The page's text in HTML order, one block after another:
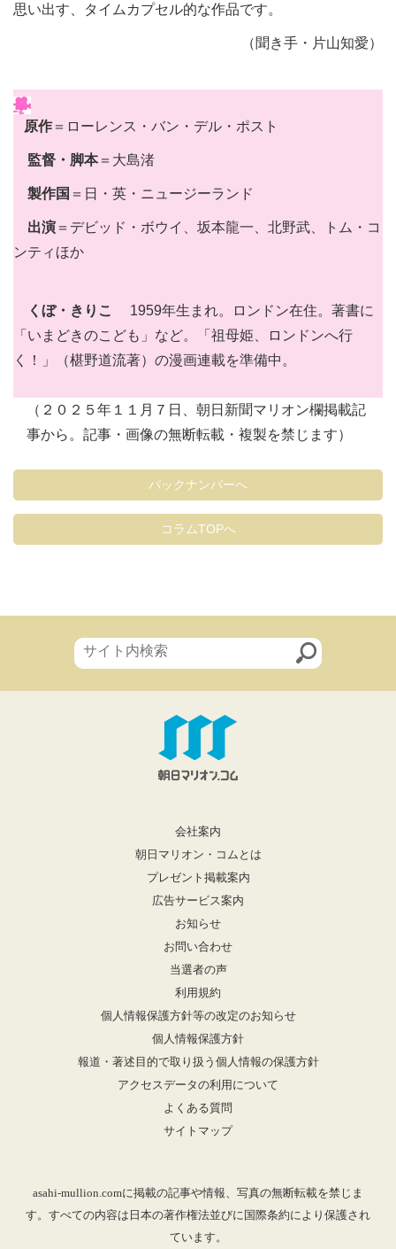
思い出す、タイムカプセル的な作品です。
（聞き手・片山知愛）
原作 ＝ローレンス・バン・デル・ポスト
監督・脚本＝大島渚
製作国 ＝日・英・ニュージーランド
出演 ＝デビッド・ボウイ、坂本龍一、北野武、トム・コ
ンティほか
くぼ・きりこ
1959年生まれ。ロンドン在住。著書に
「いまどきのこども」など。「祖母姫、ロンドンへ行
く！」（椹野道流著）の漫画連載を準備中。
（２０２５年１１月７日、朝日新聞マリオン欄掲載記
事から。記事・画像の無断転載・複製を禁じます）
バックナンバーへ
コラムTOPへ
会社案内
朝日マリオン・コムとは
プレゼント掲載案内
広告サービス案内
お知らせ
お問い合わせ
当選者の声
利用規約
個人情報保護方針等の改定のお知らせ
個人情報保護方針
報道・著述目的で取り扱う個人情報の保護方針
アクセスデータの利用について
よくある質問
サイトマップ
asahi-mullion.comに掲載の記事や情報、写真の無断転載を禁じま
す。すべての内容は日本の著作権法並びに国際条約により保護され
ています。